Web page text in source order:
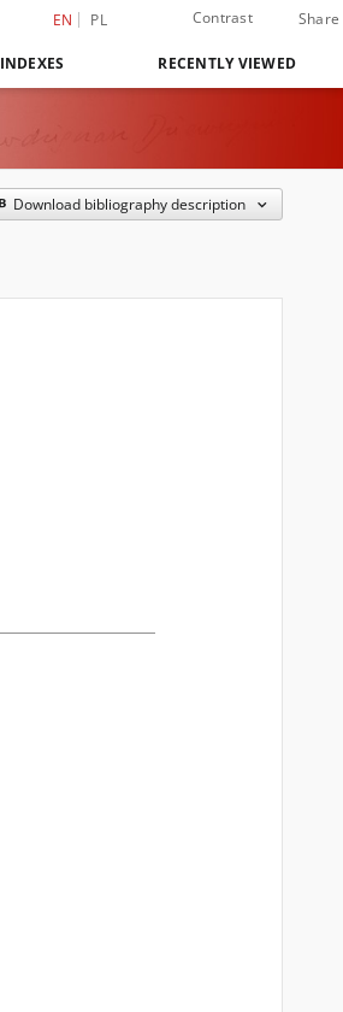
EN PL Contrast Share
INDEXES RECENTLY VIEWED
Download bibliography description